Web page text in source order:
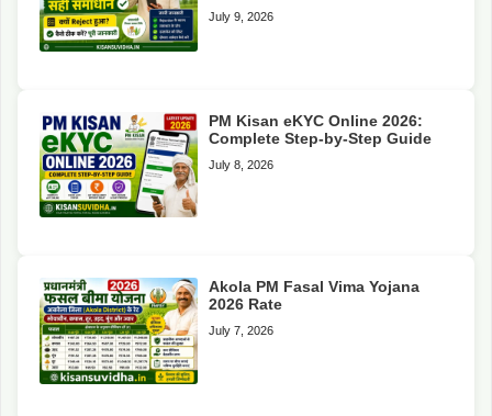
July 9, 2026
PM Kisan eKYC Online 2026:
Complete Step-by-Step Guide
July 8, 2026
Akola PM Fasal Vima Yojana
2026 Rate
July 7, 2026